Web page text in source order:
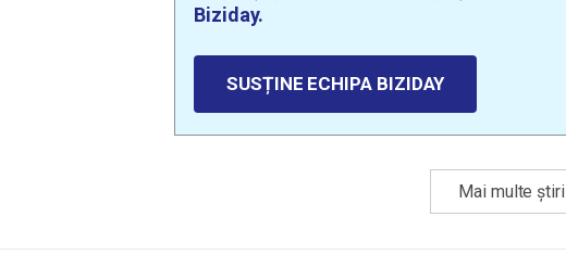
Biziday.
SUSȚINE ECHIPA BIZIDAY
Mai multe știri